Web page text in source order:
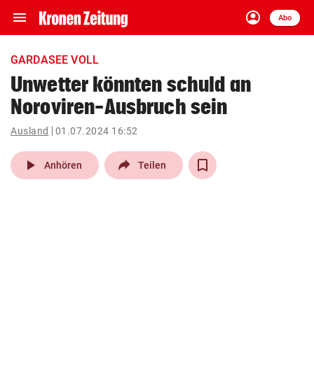
menu Navigation
ein-/ausklappen
account_circle
Anmelden
Abo
close Schließen
account_circle Anmelden
arrow_right
pin_drop
Wien arrow_right
GARDASEE VOLL
Unwetter könnten schuld an
Noroviren-Ausbruch sein
Ausland 01.07.2024 16:52
play_arrow Anhören Teilen